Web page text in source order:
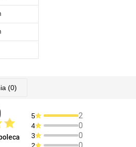
(0)
5 2
4 0
3 0
2 0